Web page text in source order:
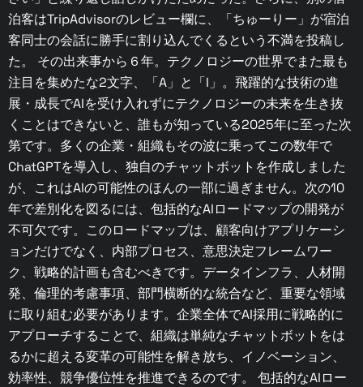
泊客はTripAdvisorのレビュー欄に、「ちゅーりー」が宿泊
客同士の会話に勝手に割り込んでくるという不満を投稿し
た。 その出来事から６年。テクノロジーの世界でまた最も
注目を集めたな2文字、「A」と「I」。飛躍的な技術の進
展・成長でAIを受け入れずにテクノロジーの未来を生き抜
くことはできないと、誰もが知っている2025年に至った次
第です。多くの企業・組織もその波に乗ってこの数年で
ChatGPTを導入し、独自のチャットボットを作成しました
が、これはAIの可能性のほんの一部に過ぎません。次の10
年で差別化を図るには、包括的なAIロードマップの開発が
不可欠です。このロードマップは、顧客向けアプリケーシ
ョンだけでなく、内部プロセス、意思決定フレームワー
ク、戦略的計画も含むべきです。データインフラ、人材開
発、倫理的考慮事項、部門横断的な統合など、重要な領域
に取り組む必要があります。企業全体でAI採用に戦略的に
アプローチすることで、組織は単純なチャットボットをは
るかに超える変革の可能性を解き放ち、イノベーション、
効率性、競争優位性を推進できるのです。 包括的なAIロー